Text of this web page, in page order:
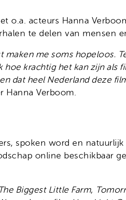
o.a. acteurs Hanna
te delen van mensen
me soms hopeloos.
hoe krachtig het kan zijn
dat heel Nederland deze
Hanna Verboom.
spoken word en
online beschikbaar
The Biggest Little Farm,